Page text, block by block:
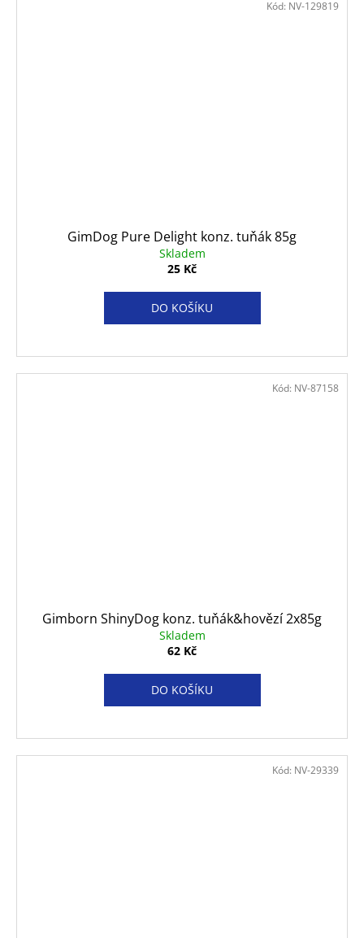
GimDog Pure Delight konz. tuňák 85g
Skladem
25 Kč
DO KOŠÍKU
Kód: NV-129819
Gimborn ShinyDog konz. tuňák&hovězí 2x85g
Skladem
62 Kč
DO KOŠÍKU
Kód: NV-87158
Kód: NV-29339